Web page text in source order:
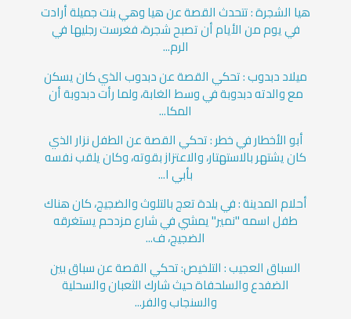
هيا الشجرة : تتحدث القصة عن هيا وهي بنت جميلة أرادت
في يوم من الأيام أن تصبح شجرة، فغرست رجليها في
الرم...
ميلاد دبدوب : تحكي القصة عن دبدوب الذي كان يسكن
مع والدته دبدوبة في وسط الغابة، ولما رأت دبدوبة أن
المكا...
أبو الأخطار في خطر : تحكي القصة عن الطفل نزار الذي
كان يشتهر بالاستهتار، والاعتزاز بقوته، وكان يلقب نفسه
بأبي ا...
أحلام المدينة : في بلدة تعج بالتلوث والضجيج، كان هناك
طفل اسمه "نمير" يمشي في شارع مزدحم يستغرقه
الضجيج، ف...
السباق العجيب : التلخيص: تحكي القصة عن سباق بين
الضفدع والسلحفاة حيث شارك الثعبان والسحلية
والسنجاب والفر...